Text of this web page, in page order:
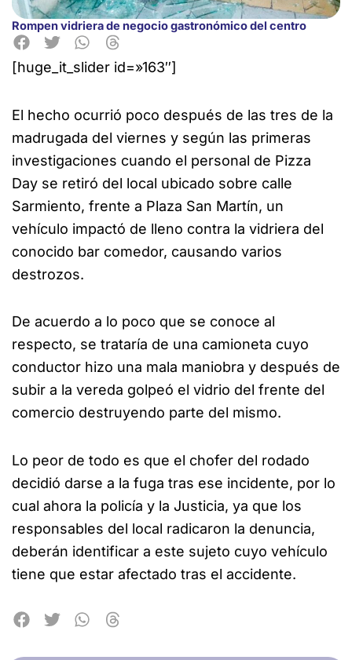
Rompen vidriera de negocio gastronómico del centro
[huge_it_slider id=»163″]
El hecho ocurrió poco después de las tres de la
madrugada del viernes y según las primeras
investigaciones cuando el personal de Pizza
Day se retiró del local ubicado sobre calle
Sarmiento, frente a Plaza San Martín, un
vehículo impactó de lleno contra la vidriera del
conocido bar comedor, causando varios
destrozos.
De acuerdo a lo poco que se conoce al
respecto, se trataría de una camioneta cuyo
conductor hizo una mala maniobra y después de
subir a la vereda golpeó el vidrio del frente del
comercio destruyendo parte del mismo.
Lo peor de todo es que el chofer del rodado
decidió darse a la fuga tras ese incidente, por lo
cual ahora la policía y la Justicia, ya que los
responsables del local radicaron la denuncia,
deberán identificar a este sujeto cuyo vehículo
tiene que estar afectado tras el accidente.